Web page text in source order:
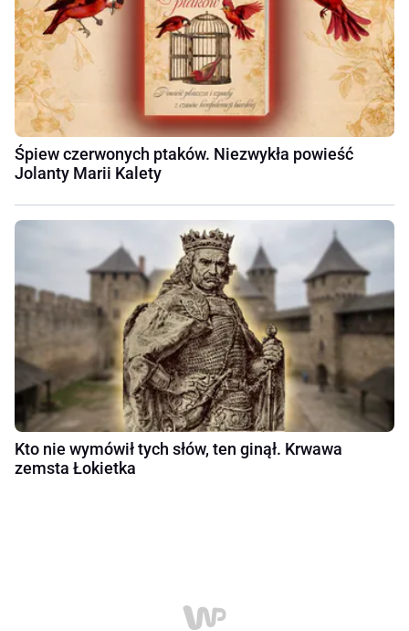
Śpiew czerwonych ptaków. Niezwykła powieść
Jolanty Marii Kalety
Kto nie wymówił tych słów, ten ginął. Krwawa
zemsta Łokietka